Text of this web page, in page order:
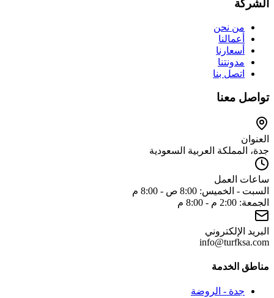
الشركة
من نحن
أعمالنا
أسعارنا
مدونتنا
اتصل بنا
تواصل معنا
العنوان
جدة، المملكة العربية السعودية
ساعات العمل
السبت - الخميس: 8:00 ص - 8:00 م
الجمعة: 2:00 م - 8:00 م
البريد الإلكتروني
info@turfksa.com
مناطق الخدمة
جدة - الروضة